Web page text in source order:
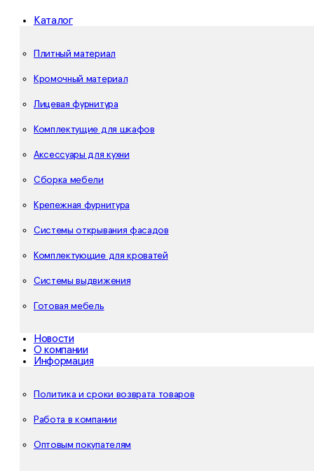
Каталог
Плитный материал
Кромочный материал
Лицевая фурнитура
Комплектущие для шкафов
Аксессуары для кухни
Сборка мебели
Крепежная фурнитура
Системы открывания фасадов
Комплектующие для кроватей
Системы выдвижения
Готовая мебель
Новости
О компании
Информация
Политика и сроки возврата товаров
Работа в компании
Оптовым покупателям